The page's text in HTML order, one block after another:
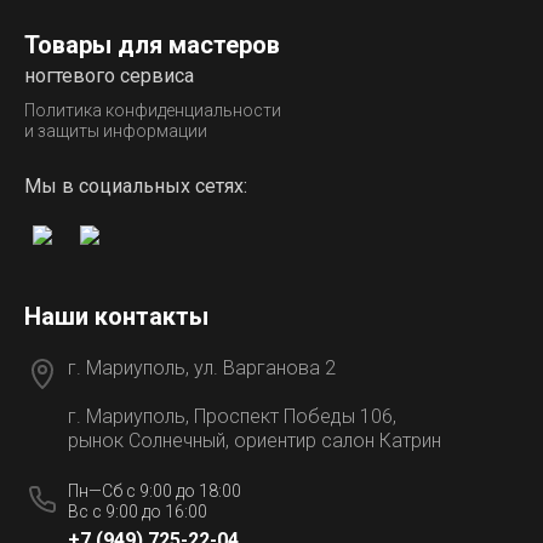
Товары для мастеров
ногтевого сервиса
Политика конфиденциальности
и защиты информации
Мы в социальных сетях:
Наши контакты
г. Мариуполь, ул. Варганова 2
г. Мариуполь, Проспект Победы 106,
рынок Солнечный, ориентир салон Катрин
Пн—Сб с 9:00 до 18:00
Вс с 9:00 до 16:00